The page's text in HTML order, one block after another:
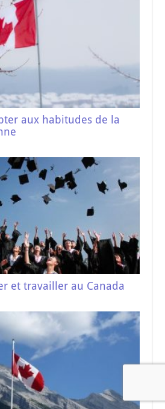
aux habitudes de la
et travailler au Canada